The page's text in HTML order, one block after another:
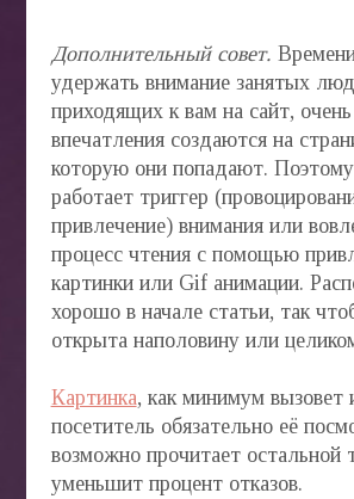
Дополнительный совет.
удержать внимание занятых
приходящих к вам на сайт,
впечатления создаются на
которую они попадают.
работает триггер
привлечение) внимания или
процесс чтения с помощью
картинки или Gif анимации.
хорошо в начале статьи, так
открыта наполовину или
Картинка, как минимум вызовет
посетитель обязательно её
возможно прочитает остальной
уменьшит процент отказов.